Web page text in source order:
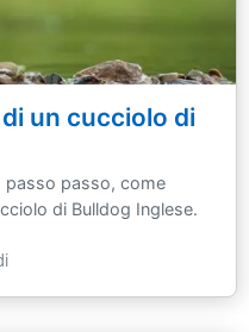
un cucciolo di
passo passo, come
di Bulldog Inglese.